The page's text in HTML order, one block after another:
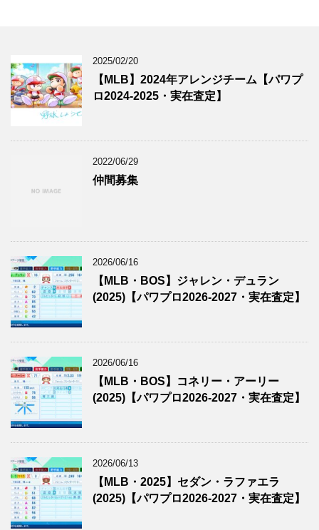
2025/02/20
【MLB】2024年アレンジチーム【パワプ
ロ2024-2025・実在査定】
2022/06/29
仲間募集
2026/06/16
【MLB・BOS】ジャレン・デュラン
(2025)【パワプロ2026-2027・実在査定】
2026/06/16
【MLB・BOS】コネリー・アーリー
(2025)【パワプロ2026-2027・実在査定】
2026/06/13
【MLB・2025】セダン・ラファエラ
(2025)【パワプロ2026-2027・実在査定】